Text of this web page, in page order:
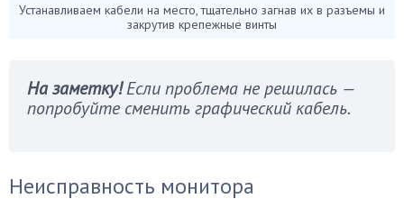
Устанавливаем кабели на место, тщательно загнав их в разъемы и
закрутив крепежные винты
На заметку!Если проблема не решилась —
попробуйте сменить графический кабель.
Неисправность монитора